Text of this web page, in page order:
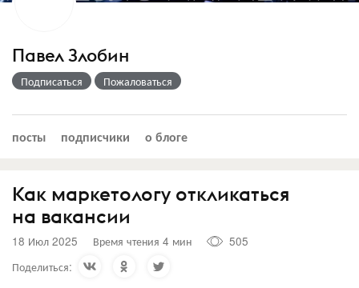
Павел Злобин
Подписаться Пожаловаться
посты подписчики о блоге
Как маркетологу откликаться
на вакансии
18 Июл 2025 Время чтения 4 мин
505
Поделиться: